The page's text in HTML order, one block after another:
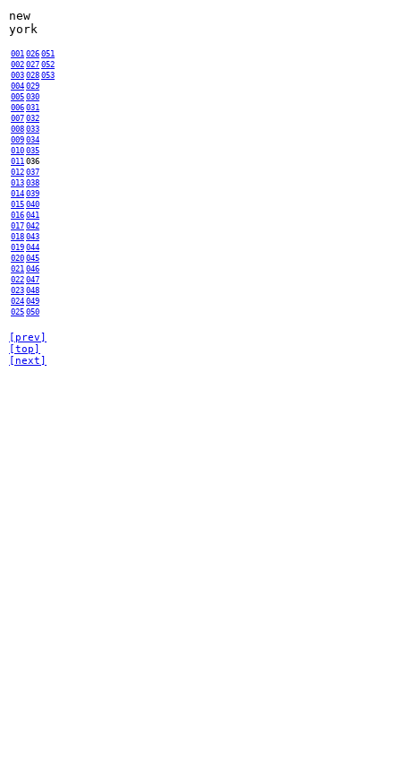
new
york
001 026 051
002 027 052
003 028 053
004 029
005 030
006 031
007 032
008 033
009 034
010 035
011 036
012 037
013 038
014 039
015 040
016 041
017 042
018 043
019 044
020 045
021 046
022 047
023 048
024 049
025 050
[prev]
[top]
[next]